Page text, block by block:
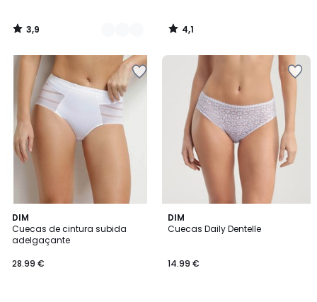
3,9
/
4,1
/
DIM
Cuecas de cintura subida
adelgaçante
28.99 €
4,6
/ 5
DIM
Cuecas Daily Dentelle
14.99 €
4,6
/ 5
4
Cores